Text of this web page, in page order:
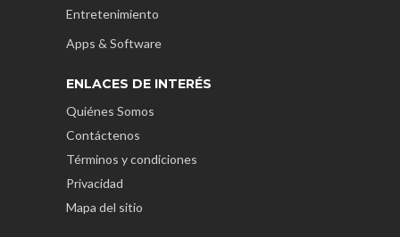
Entretenimiento
Apps & Software
ENLACES DE INTERÉS
Quiénes Somos
Contáctenos
Términos y condiciones
Privacidad
Mapa del sitio